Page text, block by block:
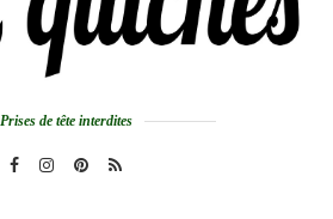
Prises de tête interdites